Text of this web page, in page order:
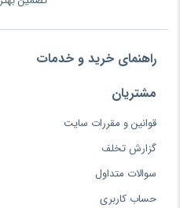
راهنمای خرید و خدمات
مشتریان
قوانین و مقررات سایت
گزارش تخلف
سوالات متداول
حساب کاربری